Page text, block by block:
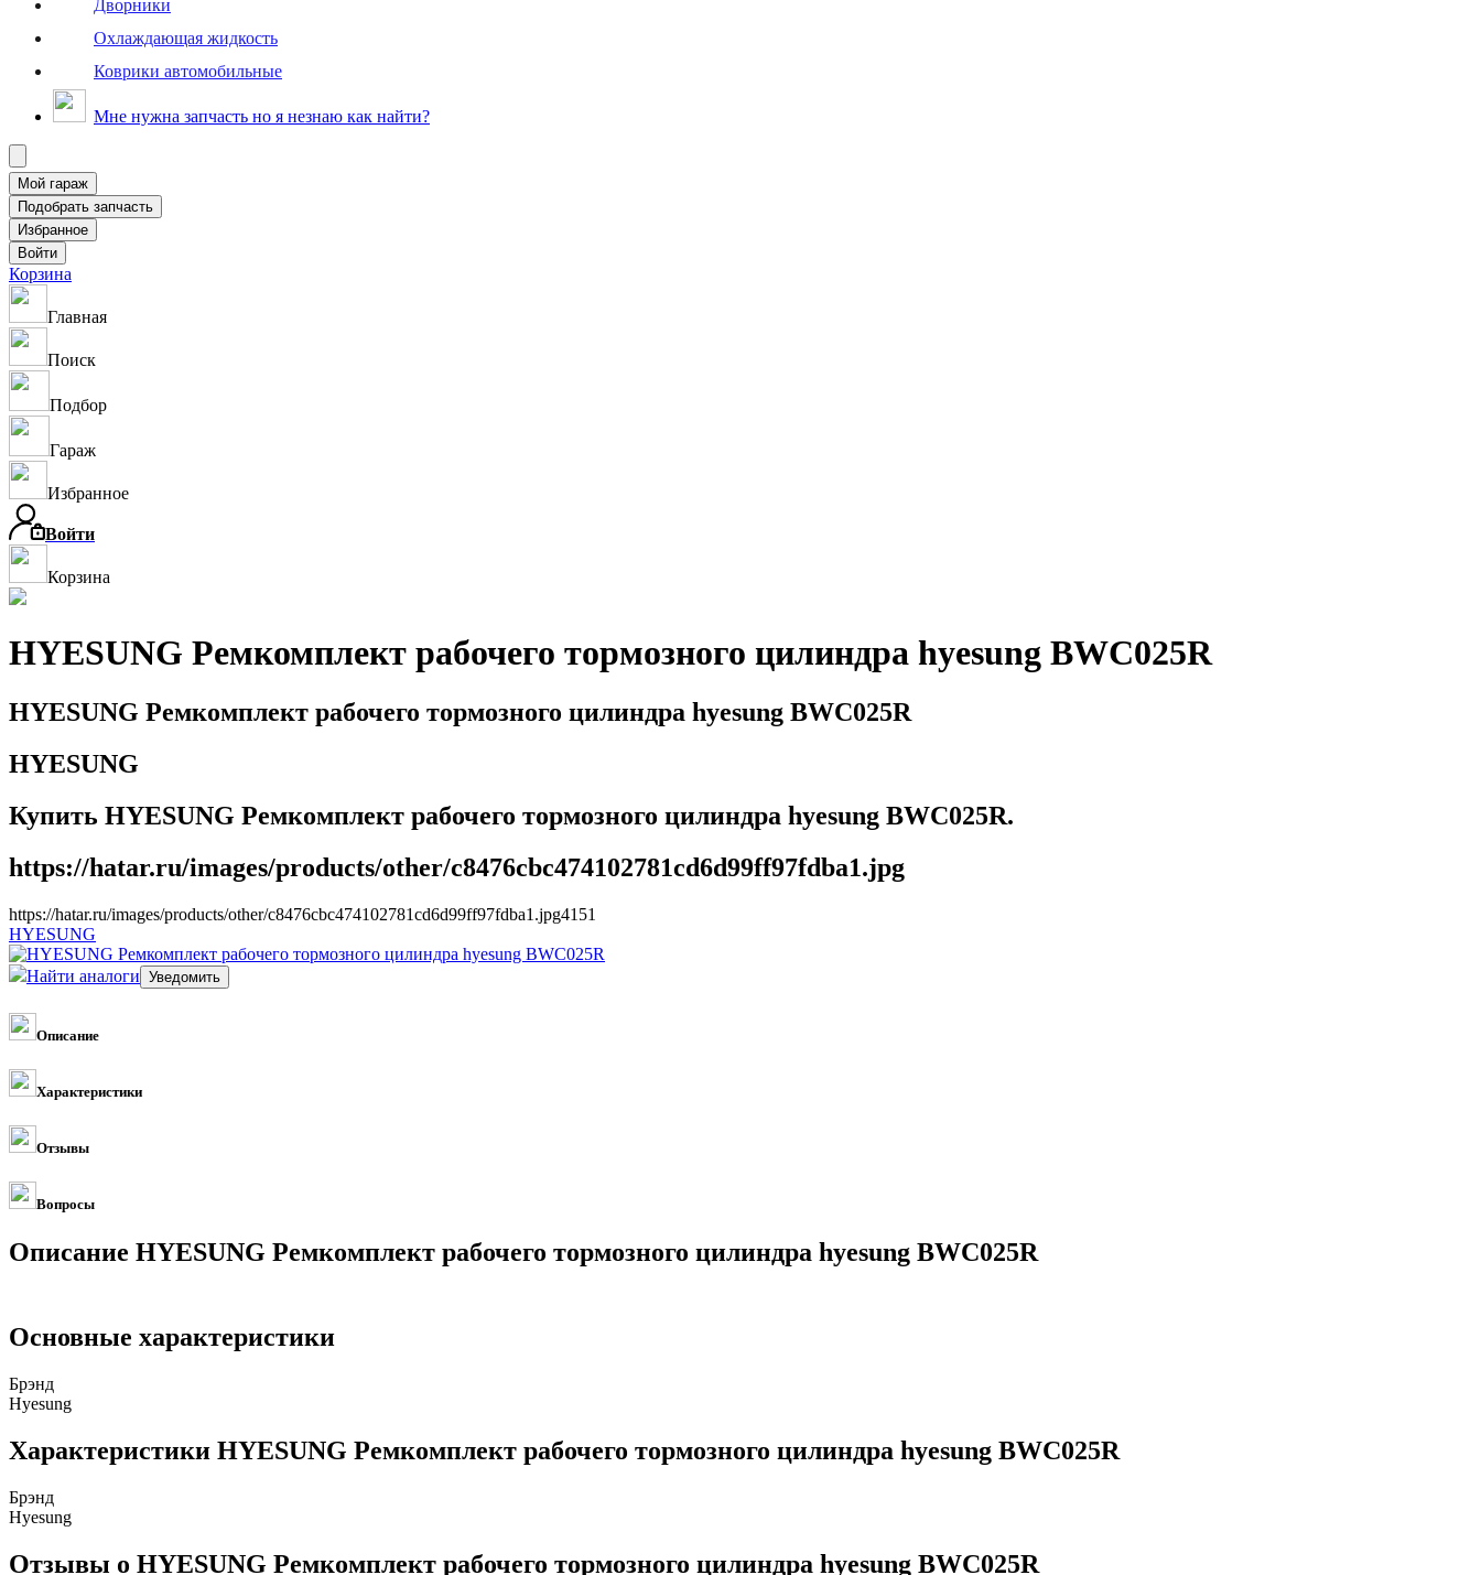
Дворники
Охлаждающая жидкость
Коврики автомобильные
Мне нужна запчасть но я незнаю как найти?
Корзина
Главная
Поиск
Подбор
Гараж
Избранное
Войти
Корзина
HYESUNG Ремкомплект рабочего тормозного цилиндра hyesung BWC025R
HYESUNG Ремкомплект рабочего тормозного цилиндра hyesung BWC025R
HYESUNG
Купить HYESUNG Ремкомплект рабочего тормозного цилиндра hyesung BWC025R.
https://hatar.ru/images/products/other/c8476cbc474102781cd6d99ff97fdba1.jpg
https://hatar.ru/images/products/other/c8476cbc474102781cd6d99ff97fdba1.jpg41 51
HYESUNG
Найти аналоги
Описание
Характеристики
Отзывы
Вопросы
Описание HYESUNG Ремкомплект рабочего тормозного цилиндра hyesung BWC025R
Основные характеристики
Брэнд
Hyesung
Характеристики HYESUNG Ремкомплект рабочего тормозного цилиндра hyesung BWC025R
Брэнд
Hyesung
Отзывы о HYESUNG Ремкомплект рабочего тормозного цилиндра hyesung BWC025R